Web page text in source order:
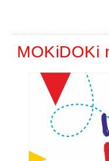
MOKiDOKi